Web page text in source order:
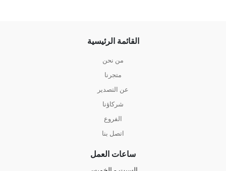
القائمة الرئيسية
من نحن
متجرنا
عن التصدير
شركاؤنا
الفروع
اتصل بنا
ساعات العمل